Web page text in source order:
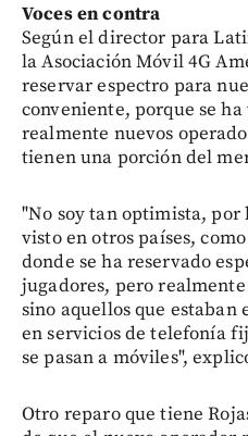
Voces en contra
Según el director para
la Asociación Móvil 4G
reservar espectro para
conveniente, porque se
realmente nuevos
tienen una porción del
"No soy tan optimista, por
visto en otros países,
donde se ha reservado
jugadores, pero
sino aquellos que
en servicios de telefonía
se pasan a móviles",
Otro reparo que tiene